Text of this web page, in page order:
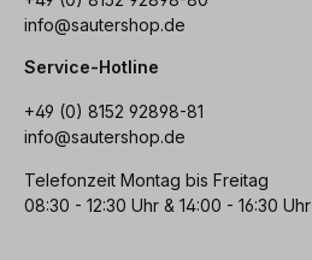
info@sautershop.de
Service-Hotline
+49 (0) 8152 92898-81
info@sautershop.de
Telefonzeit Montag bis Freitag
08:30 - 12:30 Uhr & 14:00 - 16:30 Uhr